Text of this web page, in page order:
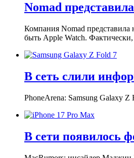
Nomad
Компания Nomad представила
быть Apple Watch. Фактически,
В сеть слили
PhoneArena: Samsung Galaxy
В сети появилось